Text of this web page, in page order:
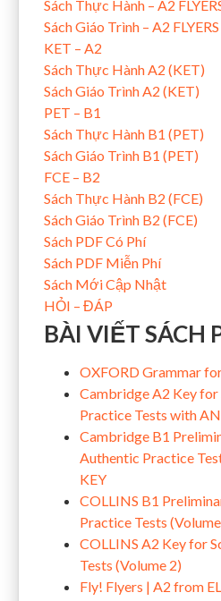
Sách Thực Hành – A2
Sách Giáo Trình – A2 FLYERS
KET – A2
Sách Thực Hành A2 (KET)
Sách Giáo Trình A2 (KET)
PET – B1
Sách Thực Hành B1 (PET)
Sách Giáo Trình B1 (PET)
FCE – B2
Sách Thực Hành B2 (FCE)
Sách Giáo Trình B2 (FCE)
Sách PDF Có Phí
Sách PDF Miễn Phí
Sách Mới Cập Nhật
HỎI – ĐÁP
BÀI VIẾT SÁCH
OXFORD Grammar
Cambridge A2 Key for
Practice Tests with
Cambridge B1
Authentic Practice
KEY
COLLINS B1
Practice Tests
COLLINS A2 Key for
Tests (Volume 2)
Fly! Flyers | A2 from